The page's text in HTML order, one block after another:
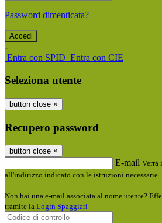
Password dimenticata?
-
Entra con SPID Entra con CIE
Seleziona utente
button close ×
Recupero password
button close ×
E-mail Verrà
all'indirizzo indicato con le istruzioni necessarie.
Non hai una e-mail associata al nome utente?
tramite la Login Spaggiari